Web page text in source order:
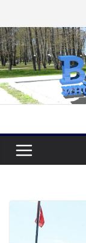
к
содержимому